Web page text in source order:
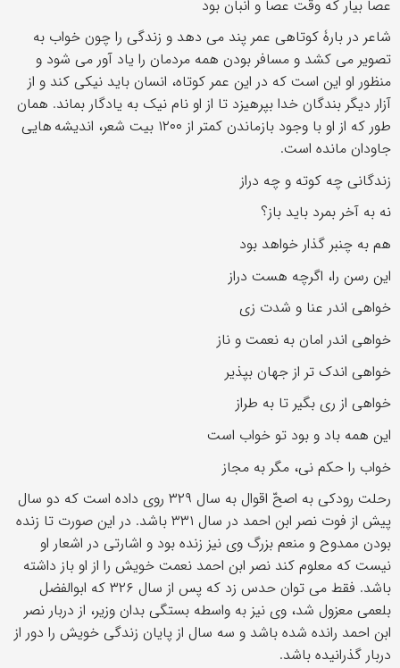
عصا بیار که وقت عصا و انبان بود
شاعر در بارۀ کوتاهی عمر پند می دهد و زندگی را چون خواب به
تصویر می کشد و مسافر بودن همه مردمان را یاد آور می شود و
منظور او این است که در این عمر کوتاه، انسان باید نیکی کند و از
آزار دیگر بندگان خدا بپرهیزد تا از او نام نیک به یادگار بماند. همان
طور که از او با وجود بازماندن کمتر از ۱۲۰۰ بیت شعر، اندیشه هایی
جاودان مانده است.
زندگانی چه کوته و چه دراز
نه به آخر بمرد باید باز؟
هم به چنبر گذار خواهد بود
این رسن را، اگرچه هست دراز
خواهی اندر عنا و شدت زی
خواهی اندر امان به نعمت و ناز
خواهی اندک تر از جهان بپذیر
خواهی از ری بگیر تا به طراز
این همه باد و بود تو خواب است
خواب را حکم نی، مگر به مجاز
رحلت رودکی به اصحّ اقوال به سال ۳۲۹ روی داده است که دو سال
پیش از فوت نصر ابن احمد در سال ۳۳۱ باشد. در این صورت تا زنده
بودن ممدوح و منعم بزرگ وی نیز زنده بود و اشارتی در اشعار او
نیست که معلوم کند نصر ابن احمد نعمت خویش را از او باز داشته
باشد. فقط می توان حدس زد که پس از سال ۳۲۶ که ابوالفضل
بلعمی معزول شد، وی نیز به واسطه بستگی بدان وزیر، از دربار نصر
ابن احمد رانده شده باشد و سه سال از پایان زندگی خویش را دور از
دربار گذرانیده باشد.